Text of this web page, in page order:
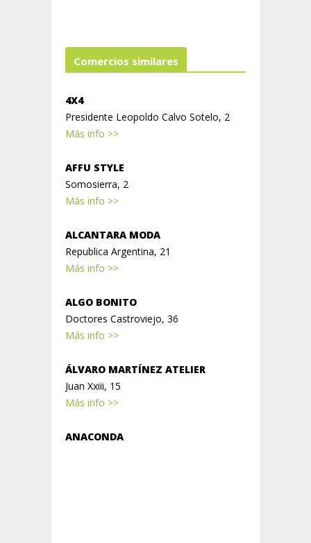
Comercios similares
4X4
Presidente Leopoldo Calvo Sotelo, 2
Más info >>
AFFU STYLE
Somosierra, 2
Más info >>
ALCANTARA MODA
Republica Argentina, 21
Más info >>
ALGO BONITO
Doctores Castroviejo, 36
Más info >>
ÁLVARO MARTÍNEZ ATELIER
Juan Xxiii, 15
Más info >>
ANACONDA